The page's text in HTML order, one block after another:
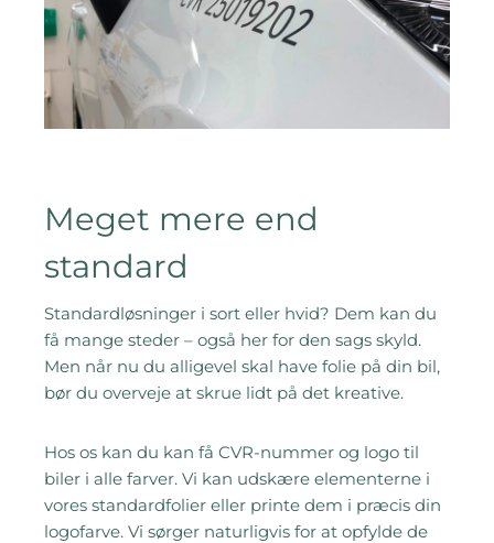
Meget mere end
standard
Standardløsninger i sort eller hvid? Dem kan du
få mange steder – også her for den sags skyld.
Men når nu du alligevel skal have folie på din bil,
bør du overveje at skrue lidt på det kreative.
Hos os kan du kan få CVR-nummer og logo til
biler i alle farver. Vi kan udskære elementerne i
vores standardfolier eller printe dem i præcis din
logofarve. Vi sørger naturligvis for at opfylde de